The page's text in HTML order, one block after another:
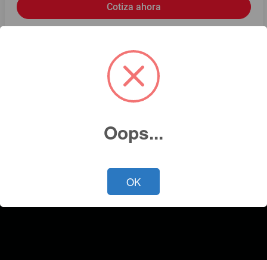
Cotiza ahora
Oops...
OK